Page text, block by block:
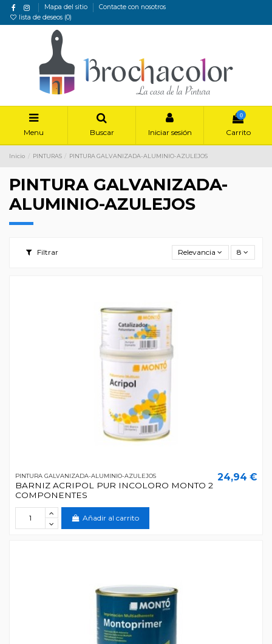
Mapa del sitio
Contacte con nosotros
lista de deseos (0)
Menu Buscar Iniciar sesión
0
Carrito
Inicio PINTURAS PINTURA GALVANIZADA-ALUMINIO-AZULEJOS
PINTURA GALVANIZADA-
ALUMINIO-AZULEJOS
Filtrar Relevancia 8
PINTURA GALVANIZADA-ALUMINIO-AZULEJOS
BARNIZ ACRIPOL PUR INCOLORO MONTO 2
COMPONENTES
24,94 €
Añadir al carrito